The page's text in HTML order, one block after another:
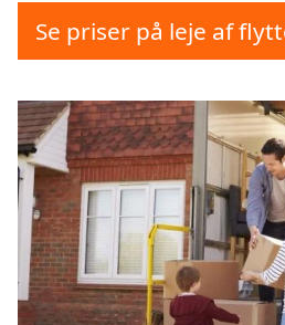
Se priser på leje af